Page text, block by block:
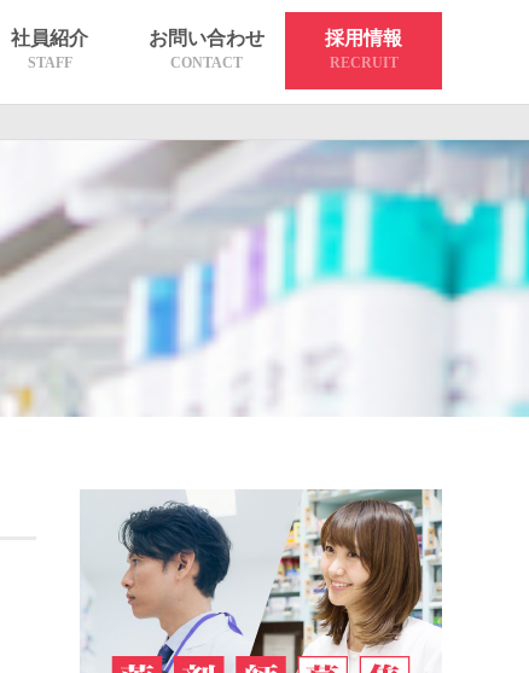
社員紹介
STAFF
お問い合わせ
CONTACT
採用情報
RECRUIT